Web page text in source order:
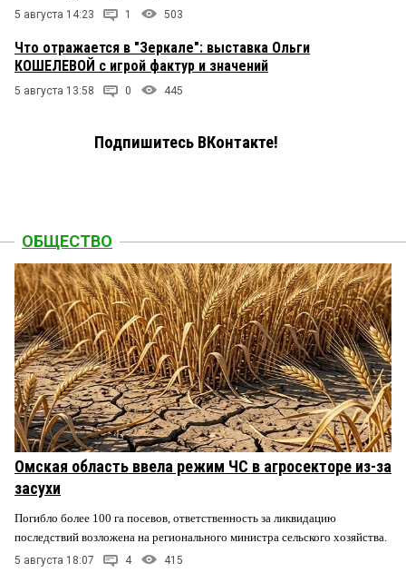
5 августа 14:23 1 503
Что отражается в "Зеркале": выставка Ольги
КОШЕЛЕВОЙ с игрой фактур и значений
5 августа 13:58 0 445
Подпишитесь ВКонтакте!
ОБЩЕСТВО
Омская область ввела режим ЧС в агросекторе из-за
засухи
Погибло более 100 га посевов, ответственность за ликвидацию
последствий возложена на регионального министра сельского хозяйства.
5 августа 18:07 4 415